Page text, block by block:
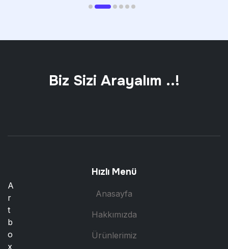
Biz Sizi Arayalım ..!
A
r
t
b
o
x
Hızlı Menü
Anasayfa
Hakkımızda
Ürünlerimiz